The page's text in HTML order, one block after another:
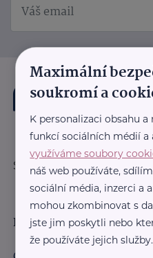
Sledujte nás:
Důležité odkazy
Maximální
soukromí a
K personalizaci obsahu
funkcí sociálních médií a
využíváme soubory
náš web používáte,
sociální média, inzerci a
mohou zkombinovat s
jste jim poskytli nebo
že používáte jejich služby.